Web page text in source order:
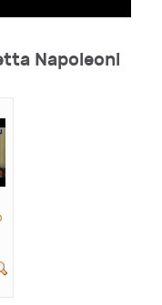
Napoleoni